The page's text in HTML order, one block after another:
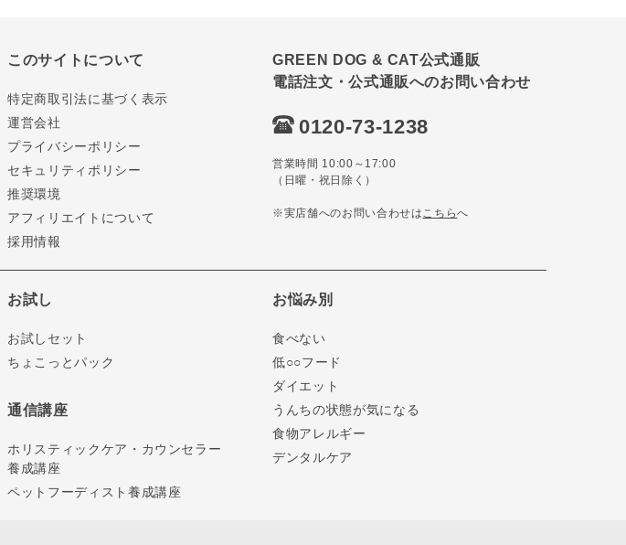
このサイトについて
特定商取引法に基づく表示
運営会社
プライバシーポリシー
セキュリティポリシー
推奨環境
アフィリエイトについて
採用情報
GREEN DOG & CAT公式通販
電話注文・公式通販へのお問い合わせ
0120-73-1238
営業時間 10:00～17:00
（日曜・祝日除く）
※実店舗へのお問い合わせはこちらへ
お試し
お試しセット
ちょこっとパック
通信講座
ホリスティックケア・カウンセラー
養成講座
ペットフーディスト養成講座
お悩み別
食べない
低○○フード
ダイエット
うんちの状態が気になる
食物アレルギー
デンタルケア